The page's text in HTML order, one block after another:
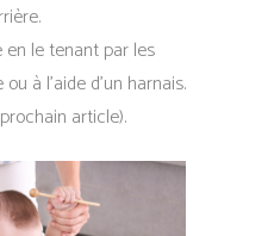
le tenant par les
à l’aide d’un harnais.
article).